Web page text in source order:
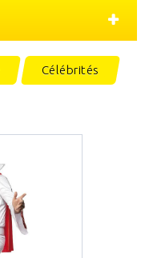
Célébrités